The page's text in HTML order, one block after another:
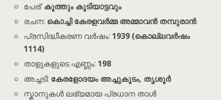
പേര്:കൂത്തും കൂടിയാട്ടവും
രചന: കൊച്ചി കേരളവർമ്മ അമ്മാവൻ തമ്പുരാൻ
പ്രസിദ്ധീകരണ വർഷം: 1939 (കൊല്ലവർഷം
1114)
താളുകളുടെ എണ്ണം: 198
അച്ചടി: കേരളോദയം അച്ചുകൂടം, തൃശൂർ
സ്കാനുകൾ ലഭ്യമായ പ്രധാന താൾ